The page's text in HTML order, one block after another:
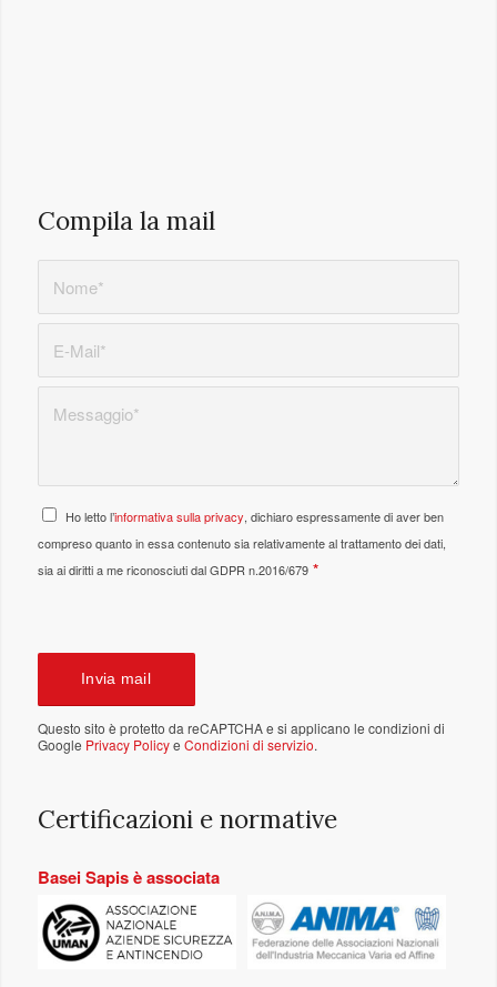
Compila la mail
Ho letto l’informativa sulla privacy, dichiaro espressamente di aver ben
compreso quanto in essa contenuto sia relativamente al trattamento dei dati,
sia ai diritti a me riconosciuti dal GDPR n.2016/679 *
Questo sito è protetto da reCAPTCHA e si applicano le condizioni di
Google Privacy Policye Condizioni di servizio.
Certificazioni e normative
Basei Sapis è associata